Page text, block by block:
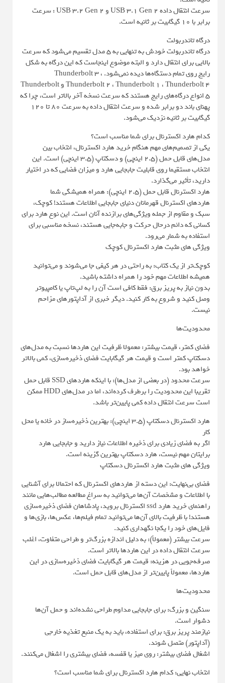
سرعت انتقال داده USB 3.1 Gen 2 و USB 3.2 Gen 2 : سرعت
برابر با 10 گیگابیت بر ثانیه است.
درگاه تاندربولت
درگاه تاندربولت خودش به تنهایی به ۵ مدل تقسیم می‌شود که سرعت
بالایی برای انتقال دارد و البته موضوع اینجاست که این درگاه به شکل
رایج روی تمام دستگاه‌ها دیده نمی‌شود. Thunderbolt 3 ،
Thunderbolt 2 ، Thunderbolt 1 ، Thunderbolt 4 و Thunderbolt
5 انواع درگاه‌های رایج هستند که سرعت نسخه آخر بالاتر است، چرا که
پهنای باند دو برابر شده و سرعت انتقال داده به سرعت 80 تا 120
گیگابیت بر ثانیه نزدیک می‌شود.
کدام هارد اکسترنال برای شما مناسب است؟
یکی از تصمیم‌های مهم هنگام خرید هارد اکسترنال، انتخاب بین
مدل‌های قابل حمل (2.5 اینچی) و دسکتاپ (3.5 اینچی) است. این
انتخاب مستقیما روی قابلیت جابجایی هارد و میزان فضایی که در اختیار
دارید، تأثیر می‌گذارد.
هارد اکسترنال قابل حمل (2.5 اینچی): همراه همیشگی شما
هاردهای اکسترنال قهرمانان دنیای جابجایی اطلاعات هستند! کوچک،
سبک و مقاوم از جمله ویژگی‌های برازنده آنان است. این نوع هارد برای
کسانی که دائم درحال حرکت و جابه‌جایی هستند، نسخه مناسبی برای
استفاده به شمار می‌رود.
ویژگی های مثبت هارد اکسترنال کوچک
کوچک‌تر از یک کتاب: به راحتی در هر کیفی جا می‌شوند و می‌توانید
همیشه اطلاعات مهم خود را همراه داشته باشید.
بدون نیاز به پریز برق: فقط کافی است آن را به لپ‌تاپ یا کامپیوتر
وصل کنید و شروع به کار کنید. دیگر خبری از آداپتورهای مزاحم
نیست.
محدودیت‌ها
فضای کمتر، قیمت بیشتر: معمولا ظرفیت این هاردها نسبت به مدل‌های
دسکتاپ کمتر است و قیمت هر گیگابایت فضای ذخیره‌سازی، کمی بالاتر
خواهد بود.
سرعت محدود (در بعضی از مدل‌ها): با اینکه هاردهای SSD قابل حمل
تقریبا این محدودیت را برطرف کرده‌اند، اما در مدل‌های HDD ممکن
است سرعت انتقال داده کمی پایین‌تر باشد.
هارد اکسترنال دسکتاپ (3.5 اینچی): بهترین ذخیره‌ساز در خانه یا محل
کار
اگر به فضای زیادی برای ذخیره اطلاعات نیاز دارید و جابجایی هارد
برایتان مهم نیست، هارد دسکتاپ بهترین گزینه است.
ویژگی های مثبت هارد اکسترنال دسکتاپ
فضای بی‌نهایت: این دسته از هاردهای اکسترنال که احتمالا برای آشنایی
با اطلاعات و مشخصات آن‌ها می‌توانید به سراغ مطالعه مطالب‌هایی مانند
راهنمای خرید هارد ssd اکسترنال بروید، پادشاهان فضای ذخیره‌سازی
هستند! با ظرفیت بالای آن‌ها می‌توانید تمام فیلم‌ها، عکس‌ها، بازی‌ها و
فایل‌های خود را یکجا نگهداری کنید.
سرعت بیشتر (معمولاً): به دلیل اندازه بزرگ‌تر و طراحی متفاوت، اغلب
سرعت انتقال داده در این هاردها بالاتر است.
صرفه‌جویی در هزینه: قیمت هر گیگابایت فضای ذخیره‌سازی در این
هاردها، معمولاً پایین‌تر از مدل‌های قابل حمل است.
محدودیت‌ها
سنگین و بزرگ: برای جابجایی مداوم طراحی نشده‌اند و حمل آن‌ها
دشوار است.
نیازمند پریز برق: برای استفاده، باید به یک منبع تغذیه خارجی
(آداپتور) متصل شوند.
اشغال فضای بیشتر: روی میز یا قفسه، فضای بیشتری را اشغال می‌کنند.
انتخاب نهایی: کدام هارد اکسترنال برای شما مناسب است؟